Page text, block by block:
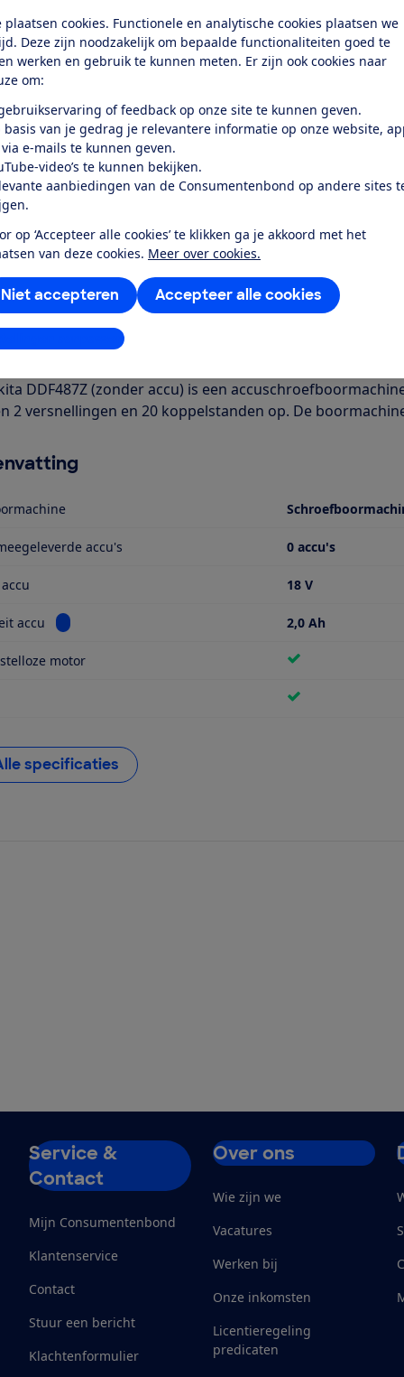
plaatsen cookies. Functionele en analytische cookies plaatsen we
Deze zijn noodzakelijk om bepaalde functionaliteiten goed te
werken en gebruik te kunnen meten. Er zijn ook cookies naar
om:
of feedback op onze site te kunnen geven.
basis van je gedrag je relevantere informatie op onze website,
e-mails te kunnen geven.
video’s te kunnen bekijken.
aanbiedingen van de Consumentenbond op andere sites
op ‘Accepteer alle cookies’ te klikken ga je akkoord met het
van deze cookies. Meer over cookies.
Accepteer alle cookies
Niet accepteren
aanpassen
& veiligheid
toegang tot deze test?
Word lid
Al lid? Log in
dit product
door de Consumentenbond
DDF487Z (zonder accu) is een
2 versnellingen en 20 koppelstanden op. De
accu's 0 accu's
18 V
accu Bekijk informatie voor Capaciteit accu 2,0 Ah
motor
specificaties
Service &
Contact
Mijn Consumentenbond
Klantenservice
Contact
Stuur een bericht
Klachtenformulier
Over ons
Wie zijn we
Vacatures
Werken bij
Onze inkomsten
Licentieregeling
predicaten